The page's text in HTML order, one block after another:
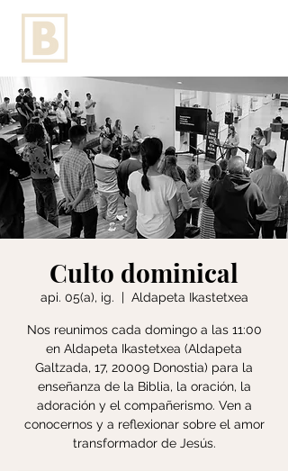
Culto dominical
api. 05(a), ig.
  |
Aldapeta Ikastetxea
Nos reunimos cada domingo a las 11:00
en Aldapeta Ikastetxea (Aldapeta
Galtzada, 17, 20009 Donostia) para la
enseñanza de la Biblia, la oración, la
adoración y el compañerismo. Ven a
conocernos y a reflexionar sobre el amor
transformador de Jesús.